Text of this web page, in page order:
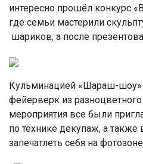
интересно прошёл конкурс
где семьи мастерили
шариков, а после
Кульминацией «Шараш-
фейерверк из
мероприятия все были
по технике декупаж, а
запечатлеть себя на